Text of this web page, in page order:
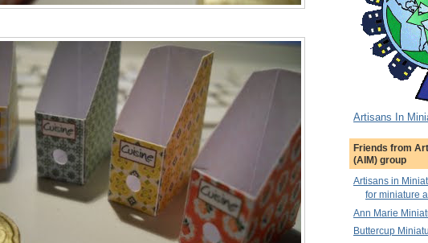
Artisans In
Friends from
(AIM) group
Artisans in
for miniature
Ann Marie
Buttercup